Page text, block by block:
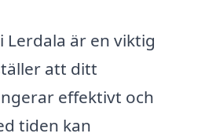
Lerdala är en viktig
att ditt
effektivt och
tiden kan